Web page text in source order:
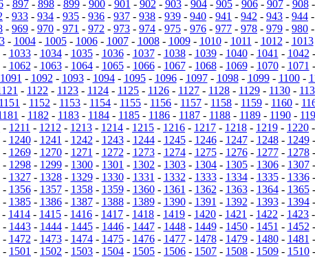
- 897- 898- 899- 900- 901 - 902 - 903- 904- 905- 906- 907- 908-
- 933 - 934 - 935 - 936 - 937 - 938 - 939 - 940 - 941 - 942 - 943 - 944 -
- 969 - 970 - 971 - 972 - 973 - 974 - 975 - 976 - 977 - 978 - 979 - 980 -
- 1004- 1005- 1006- 1007- 1008- 1009- 1010- 1011 - 1012 - 1013
- 1033- 1034- 1035- 1036- 1037- 1038- 1039- 1040- 1041 - 1042 -
- 1062 - 1063- 1064- 1065- 1066- 1067- 1068- 1069- 1070- 1071 -
1091 - 1092 - 1093- 1094- 1095- 1096- 1097- 1098- 1099- 1100-
- 1122 - 1123 - 1124 - 1125 - 1126 - 1127 - 1128 - 1129 - 1130 -
1151 - 1152 - 1153 - 1154 - 1155 - 1156 - 1157 - 1158 - 1159 - 1160 -
- 1182 - 1183 - 1184 - 1185 - 1186 - 1187 - 1188 - 1189 - 1190 -
- 1211 - 1212 - 1213 - 1214 - 1215 - 1216 - 1217 - 1218 - 1219 - 1220 -
- 1240- 1241 - 1242 - 1243- 1244- 1245- 1246- 1247- 1248- 1249-
- 1269- 1270- 1271 - 1272 - 1273- 1274- 1275- 1276- 1277- 1278-
- 1298 - 1299 - 1300 - 1301 - 1302 - 1303 - 1304 - 1305 - 1306 - 1307 -
- 1327- 1328- 1329- 1330- 1331 - 1332 - 1333- 1334- 1335- 1336-
- 1356- 1357- 1358- 1359- 1360- 1361 - 1362 - 1363- 1364- 1365-
- 1385- 1386- 1387- 1388- 1389- 1390- 1391 - 1392 - 1393- 1394-
- 1414 - 1415 - 1416 - 1417 - 1418 - 1419 - 1420 - 1421 - 1422 - 1423 -
- 1443- 1444- 1445- 1446- 1447- 1448- 1449- 1450- 1451 - 1452 -
- 1472 - 1473- 1474- 1475- 1476- 1477- 1478- 1479- 1480- 1481 -
- 1501 - 1502 - 1503 - 1504 - 1505 - 1506 - 1507 - 1508 - 1509 - 1510 -